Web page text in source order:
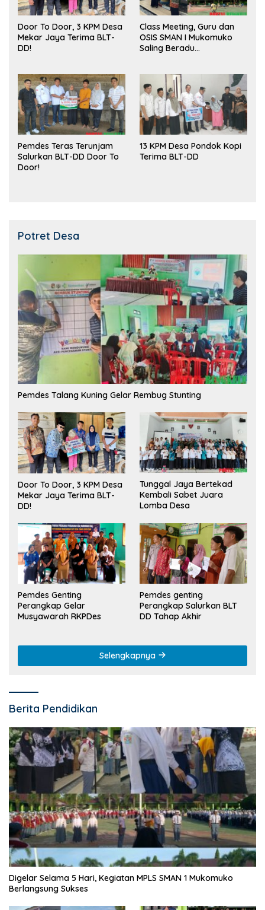
Door To Door, 3 KPM Desa
Mekar Jaya Terima BLT-
DD!
Class Meeting, Guru dan
OSIS SMAN I Mukomuko
Saling Beradu
Pemdes Teras Terunjam
Salurkan BLT-DD Door To
Door!
13 KPM Desa Pondok Kopi
Terima BLT-DD
Potret Desa
Pemdes Talang Kuning Gelar Rembug Stunting
Door To Door, 3 KPM Desa
Mekar Jaya Terima BLT-
DD!
Tunggal Jaya Bertekad
Kembali Sabet Juara
Lomba Desa
Pemdes Genting
Perangkap Gelar
Musyawarah RKPDes
Pemdes genting
Perangkap Salurkan BLT
DD Tahap Akhir
Selengkapnya
Berita Pendidikan
Digelar Selama 5 Hari, Kegiatan MPLS SMAN 1 Mukomuko
Berlangsung Sukses